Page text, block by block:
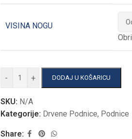
VISINA NOGU
- + DODAJ U KOŠARICU
SKU: N/A
Kategorije: Drvene Podnice, Podnice
Share: